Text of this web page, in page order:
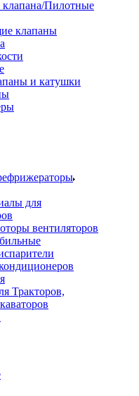
Пилотные
клапаны
и катушки
для
вентиляторов
Тракторов,